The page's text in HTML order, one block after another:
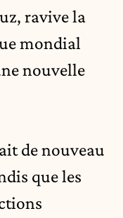
ravive la
mondial
nouvelle
de nouveau
que les